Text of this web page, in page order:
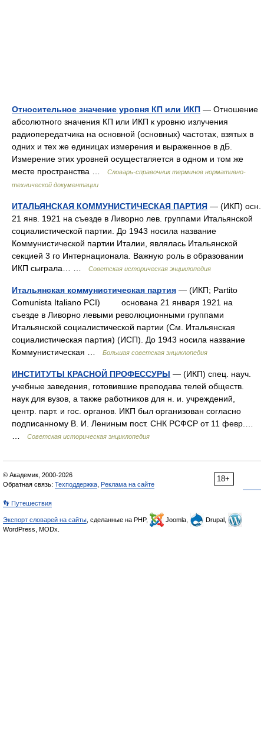
Относительное значение уровня КП или ИКП — Отношение
абсолютного значения КП или ИКП к уровню излучения
радиопередатчика на основной (основных) частотах, взятых в
одних и тех же единицах измерения и выраженное в дБ.
Измерение этих уровней осуществляется в одном и том же
месте пространства …
Словарь-справочник терминов нормативно-
технической документации
ИТАЛЬЯНСКАЯ КОММУНИСТИЧЕСКАЯ ПАРТИЯ — (ИКП) осн.
21 янв. 1921 на съезде в Ливорно лев. группами Итальянской
социалистической партии. До 1943 носила название
Коммунистической партии Италии, являлась Итальянской
секцией 3 го Интернационала. Важную роль в образовании
ИКП сыграла… …
Советская историческая энциклопедия
Итальянская коммунистическая партия — (ИКП; Partito
Comunista Italiano PCI) основана 21 января 1921 на
съезде в Ливорно левыми революционными группами
Итальянской социалистической партии (См. Итальянская
социалистическая партия) (ИСП). До 1943 носила название
Коммунистическая …
Большая советская энциклопедия
ИНСТИТУТЫ КРАСНОЙ ПРОФЕССУРЫ — (ИКП) спец. науч.
учебные заведения, готовившие преподава телей обществ.
наук для вузов, а также работников для н. и. учреждений,
центр. парт. и гос. органов. ИКП был организован согласно
подписанному В. И. Лениным пост. СНК РСФСР от 11 февр.…
Советская историческая энциклопедия
18+
© Академик, 2000-2026
Обратная связь: Техподдержка Реклама на сайте
👣 Путешествия
Экспорт словарей на сайты , сделанные на PHP, Joomla,
Drupal,
WordPress, MODx.